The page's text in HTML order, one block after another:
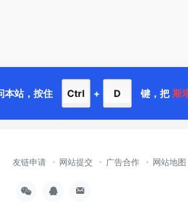
本站，按住 Ctrl + D 键，把 斯
友链申请 网站提交 广告合作 网站地图